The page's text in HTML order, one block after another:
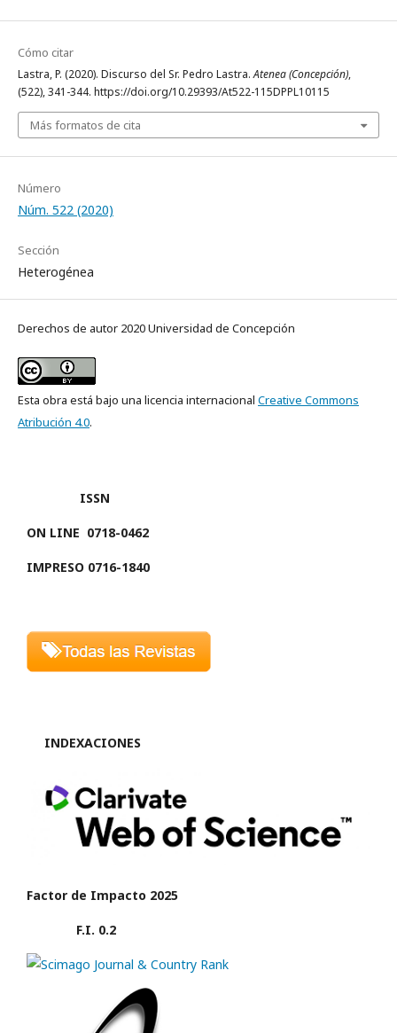
Cómo citar
Lastra, P. (2020). Discurso del Sr. Pedro Lastra.Atenea (Concepción),
(522), 341-344. https://doi.org/10.29393/At522-115DPPL10115
Más formatos de cita
Número
Núm. 522 (2020)
Sección
Heterogénea
Derechos de autor 2020 Universidad de Concepción
Esta obra está bajo una licencia internacional Creative Commons
Atribución 4.0.
ISSN
ON LINE 0718-0462
IMPRESO 0716-1840
INDEXACIONES
Factor de Impacto 2025
F.I. 0.2